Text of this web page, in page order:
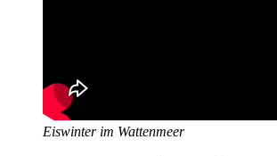
Eiswinter im Wattenmeer